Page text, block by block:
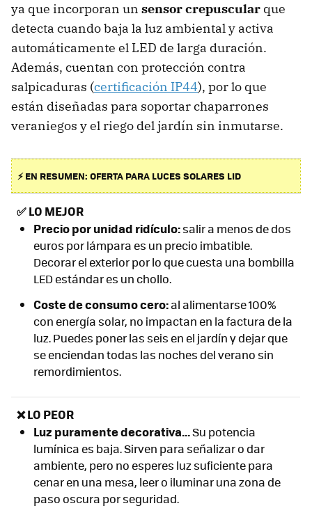
ya que incorporan un sensor crepuscular que
detecta cuando baja la luz ambiental y activa
automáticamente el LED de larga duración.
Además, cuentan con protección contra
salpicaduras (certificación IP44), por lo que
están diseñadas para soportar chaparrones
veraniegos y el riego del jardín sin inmutarse.
⚡ EN RESUMEN: OFERTA PARA LUCES SOLARES LID
✅LO MEJOR
Precio por unidad ridículo:salir a menos de dos
euros por lámpara es un precio imbatible.
Decorar el exterior por lo que cuesta una bombilla
LED estándar es un chollo.
Coste de consumo cero:al alimentarse 100%
con energía solar, no impactan en la factura de la
luz. Puedes poner las seis en el jardín y dejar que
se enciendan todas las noches del verano sin
remordimientos.
❌ LO PEOR
Luz puramente decorativa...Su potencia
lumínica es baja. Sirven para señalizar o dar
ambiente, pero no esperes luz suficiente para
cenar en una mesa, leer o iluminar una zona de
paso oscura por seguridad.